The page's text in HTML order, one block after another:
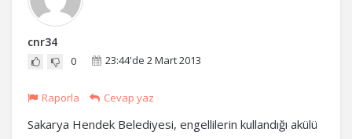
cnr34
0 23:44'de 2 Mart 2013
Raporla Cevap yaz
Sakarya Hendek Belediyesi, engellilerin kullandığı akülü